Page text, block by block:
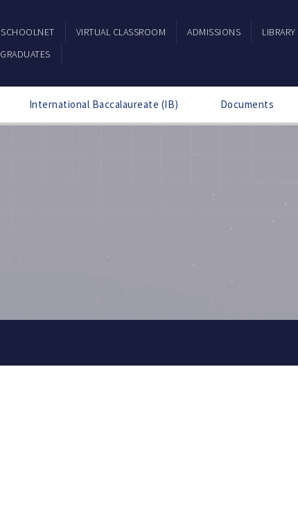
SCHOOLNET VIRTUAL CLASSROOM ADMISSIONS LIBRARY
GRADUATES
International Baccalaureate (IB) Documents